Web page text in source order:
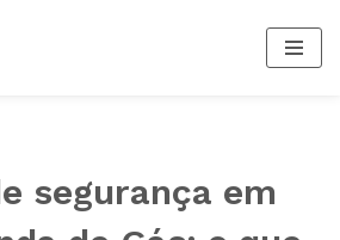
segurança em